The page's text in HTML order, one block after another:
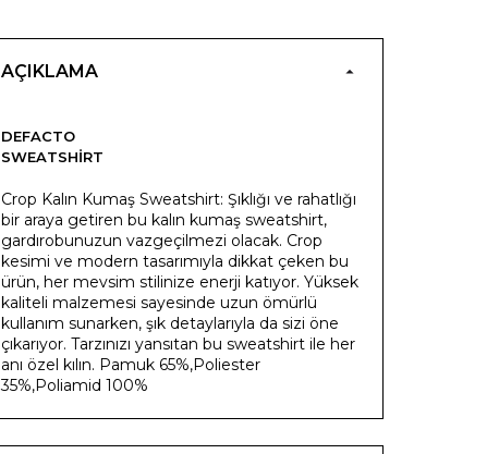
AÇIKLAMA
DEFACTO
SWEATSHIRT
Crop Kalın Kumaş Sweatshirt: Şıklığı ve rahatlığı
bir araya getiren bu kalın kumaş sweatshirt,
gardırobunuzun vazgeçilmezi olacak. Crop
kesimi ve modern tasarımıyla dikkat çeken bu
ürün, her mevsim stilinize enerji katıyor. Yüksek
kaliteli malzemesi sayesinde uzun ömürlü
kullanım sunarken, şık detaylarıyla da sizi öne
çıkarıyor. Tarzınızı yansıtan bu sweatshirt ile her
anı özel kılın. Pamuk 65%,Poliester
35%,Poliamid 100%